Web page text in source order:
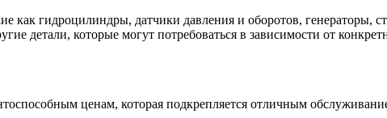
гидроцилиндры, датчики давления и оборотов, генераторы,
детали, которые могут потребоваться в зависимости от
ценам, которая подкрепляется отличным